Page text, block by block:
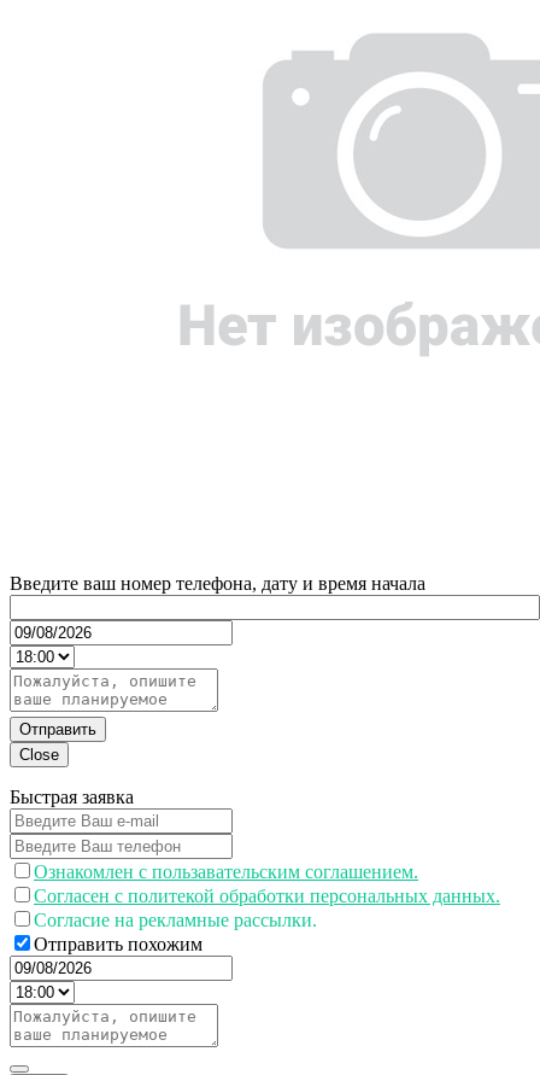
Введите ваш номер телефона, дату и время начала
Отправить
Close
Быстрая заявка
Ознакомлен с пользавательским соглашением.
Согласен с политекой обработки персональных данных.
Согласие на рекламные рассылки.
Отправить похожим